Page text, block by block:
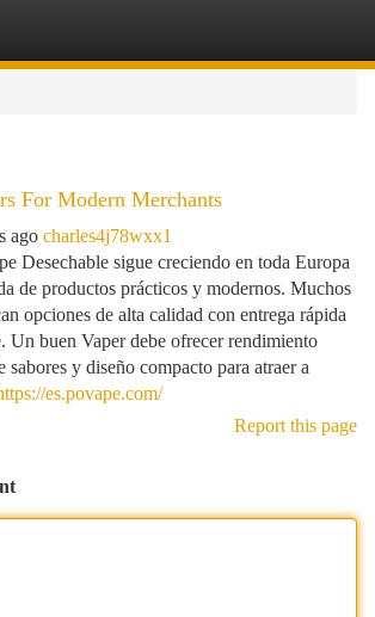
For Modern Merchants
ago charles4j78wxx1
Desechable sigue creciendo en toda Europa
de productos prácticos y modernos. Muchos
opciones de alta calidad con entrega rápida
Un buen Vaper debe ofrecer rendimiento
sabores y diseño compacto para atraer a
es.povape.com/
Report this page